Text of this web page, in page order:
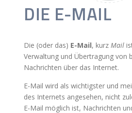
DIE E-MAIL
Die (oder das) E-Mail, kurz Mail
Verwaltung und Übertragung von
Nachrichten über das Internet.
E-Mail wird als wichtigster und
des Internets angesehen, nicht
E-Mail möglich ist, Nachrichten